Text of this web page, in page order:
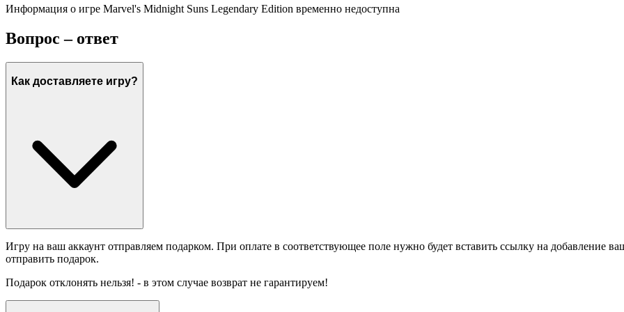
Информация о игре Marvel's Midnight Suns Legendary Edition временно недоступна
Вопрос – ответ
Как доставляете игру?
Игру на ваш аккаунт отправляем подарком. При оплате в соответствующее поле нужно будет вставить ссылку на добавление
отправить подарок.
Подарок отклонять нельзя! - в этом случае возврат не гарантируем!